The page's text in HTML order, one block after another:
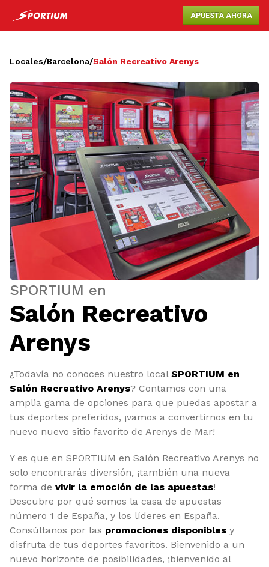
APUESTA AHORA
Locales/Barcelona/Salón Recreativo Arenys
SPORTIUM en
Salón Recreativo
Arenys
¿Todavía no conoces nuestro local SPORTIUM en
Salón Recreativo Arenys? Contamos con una
amplia gama de opciones para que puedas apostar a
tus deportes preferidos, ¡vamos a convertirnos en tu
nuevo nuevo sitio favorito de Arenys de Mar!
Y es que en SPORTIUM en Salón Recreativo Arenys no
solo encontrarás diversión, ¡también una nueva
forma de vivir la emoción de las apuestas!
Descubre por qué somos la casa de apuestas
número 1 de España, y los líderes en España.
Consúltanos por las promociones disponibles y
disfruta de tus deportes favoritos. Bienvenido a un
nuevo horizonte de posibilidades, ¡bienvenido al